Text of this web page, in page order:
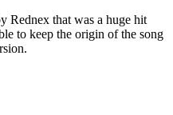
Rednex that was a huge hit
to keep the origin of the song